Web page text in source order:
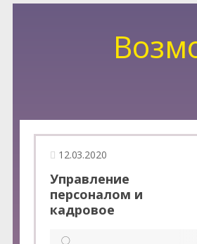
12.03.2020
Управление
персоналом и
кадровое
ак.часа)